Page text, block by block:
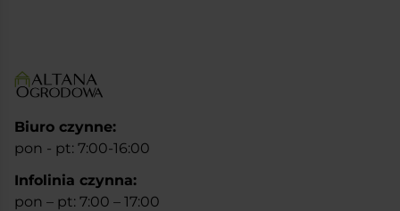
Biuro czynne:
pon - pt: 7:00-16:00
Infolinia czynna:
pon – pt: 7:00 – 17:00